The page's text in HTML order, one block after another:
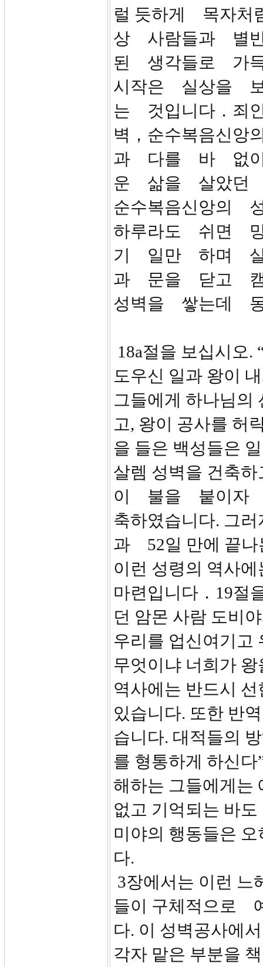
럴 듯하게 목자
상 사람들과 별
된 생각들로 가
시작은 실상을
는 것입니다．
벽，순수복음신
과 다를 바 없
운 삶을 살았던
순수복음신앙의
하루라도 쉬면
기 일만 하며
과 문을 닫고
성벽을 쌓는데 동
18a절을 보십시오.
도우신 일과 왕이
그들에게 하나님의
고, 왕이 공사를 허
을 들은 백성들은
살렘 성벽을 건축
이 불을 붙이자
축하였습니다. 그
과 52일 만에 끝나
이런 성령의 역
마련입니다．19절
던 암몬 사람 도비
우리를 업신여기고
무엇이냐 너희가
역사에는 반드시
있습니다. 또한 반
습니다. 대적들의
를 형통하게 하신
해하는 그들에게는
없고 기억되는 바
미야의 행동들은
다.
3장에서는 이런 느
들이 구체적으로
다. 이 성벽공사에
각자 맡은 부분을